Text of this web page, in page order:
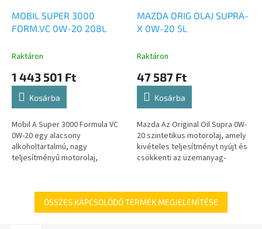
MOBIL SUPER 3000
FORM.VC 0W-20 208L
Raktáron
1 443 501 Ft
Kosárba
Mobil A Super 3000 Formula VC
0W-20 egy alacsony
alkoholtartalmú, nagy
teljesítményű motorolaj,
0W-20 szabványos...
MAZDA ORIG OLAJ SUPRA-
X 0W-20 5L
Raktáron
47 587 Ft
Kosárba
Mazda Az Original Oil Supra 0W-
20 szintetikus motorolaj, amely
kivételes teljesítményt nyújt és
csökkenti az üzemanyag-
ÖSSZES KAPCSOLÓDÓ TERMÉK MEGJELENÍTÉSE